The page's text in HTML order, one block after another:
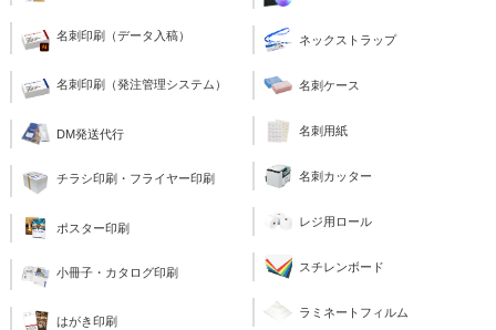
名刺印刷（データ入稿）
名刺印刷（発注管理システム）
DM発送代行
チラシ印刷・フライヤー印刷
ポスター印刷
小冊子・カタログ印刷
はがき印刷
ネックストラップ
名刺ケース
名刺用紙
名刺カッター
レジ用ロール
スチレンボード
ラミネートフィルム